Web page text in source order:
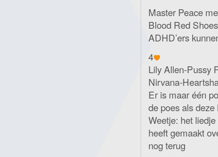
Master Peace
Blood Red
ADHD’ers
4
Lily Allen-Pussy
Nirvana-
Er is maar één
de poes als
Weetje: het
heeft gemaakt
nog terug